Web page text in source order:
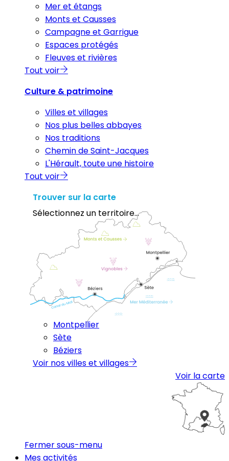
Mer et étangs
Monts et Causses
Campagne et Garrigue
Espaces protégés
Fleuves et rivières
Tout voir
Culture & patrimoine
Villes et villages
Nos plus belles abbayes
Nos traditions
Chemin de Saint-Jacques
L'Hérault, toute une histoire
Tout voir
Trouver sur la carte
Sélectionnez un territoire...
Montpellier
Sète
Béziers
Voir nos villes et villages
Voir la carte
Fermer sous-menu
Mes activités